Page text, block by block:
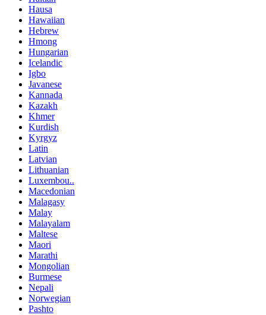
Hausa
Hawaiian
Hebrew
Hmong
Hungarian
Icelandic
Igbo
Javanese
Kannada
Kazakh
Khmer
Kurdish
Kyrgyz
Latin
Latvian
Lithuanian
Luxembou..
Macedonian
Malagasy
Malay
Malayalam
Maltese
Maori
Marathi
Mongolian
Burmese
Nepali
Norwegian
Pashto